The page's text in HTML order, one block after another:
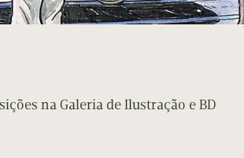
na Galeria de Ilustração e BD